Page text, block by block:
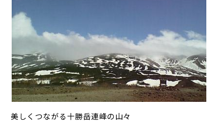
美しくつながる十勝岳連峰の山々